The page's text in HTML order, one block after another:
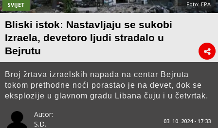
SVIJET Foto: EPA
Bliski istok: Nastavljaju se sukobi
Izraela, devetoro ljudi stradalo u
Bejrutu
Broj žrtava izraelskih napada na centar Bejruta
tokom prethodne noći porastao je na devet, dok se
eksplozije u glavnom gradu Libana čuju i u četvrtak.
Autor:
S.D.
03. 10. 2024 - 17:33